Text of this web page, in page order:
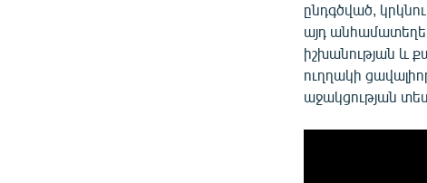
ընդգծված,
այդ
իշխանության և
ուղղակի
աջակցության